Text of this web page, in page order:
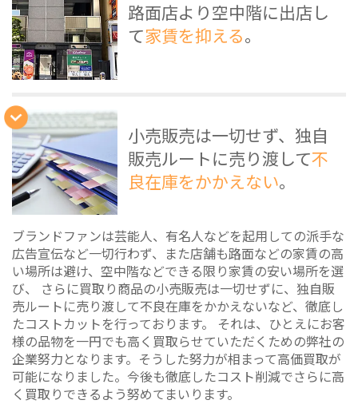
路面店より空中階に出店し
て家賃を抑える。
小売販売は一切せず、独自
販売ルートに売り渡して不
良在庫をかかえない。
ブランドファンは芸能人、有名人などを起用しての派手な
広告宣伝など一切行わず、また店舗も路面などの家賃の高
い場所は避け、空中階などできる限り家賃の安い場所を選
び、 さらに買取り商品の小売販売は一切せずに、独自販
売ルートに売り渡して不良在庫をかかえないなど、徹底し
たコストカットを行っております。 それは、ひとえにお客
様の品物を一円でも高く買取らせていただくための弊社の
企業努力となります。そうした努力が相まって高価買取が
可能になりました。今後も徹底したコスト削減でさらに高
く買取りできるよう努めてまいります。